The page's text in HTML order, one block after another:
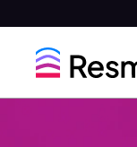
to
menu
to
content